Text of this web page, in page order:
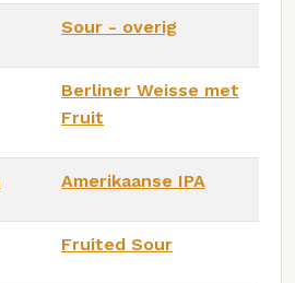
Sour - overig
Berliner Weisse met
Fruit
Amerikaanse IPA
Fruited Sour